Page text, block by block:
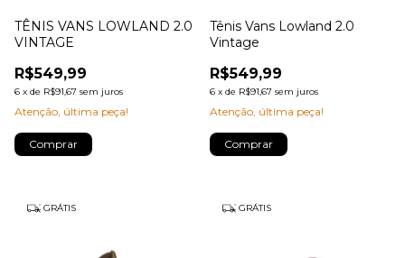
TÊNIS VANS LOWLAND 2.0
VINTAGE
R$549,99
6 x de R$91,67 sem juros
Atenção, última peça!
Comprar
Tênis Vans Lowland 2.0
Vintage
R$549,99
6 x de R$91,67 sem juros
Atenção, última peça!
Comprar
GRÁTIS GRÁTIS